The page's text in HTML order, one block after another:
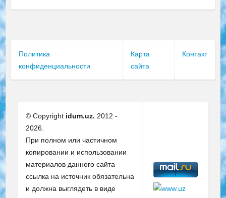
Политика
конфиденциальности
Карта
сайта
Контакт
© Copyright idum.uz. 2012 -
2026.
При полном или частичном
копировании и использовании
материалов данного сайта
ссылка на источник обязательна
и должна выглядеть в виде